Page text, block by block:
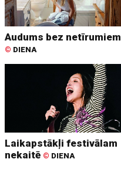
Audums bez netīrumiem
© DIENA
Laikapstākļi festivālam
nekaitē © DIENA